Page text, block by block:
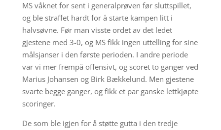
MS våknet for sent i generalprøven før sluttspillet,
og ble straffet hardt for å starte kampen litt i
halvsøvne. Før man visste ordet av det ledet
gjestene med 3-0, og MS fikk ingen uttelling for sine
målsjanser i den første perioden. I andre periode
var vi mer frempå offensivt, og scoret to ganger ved
Marius Johansen og Birk Bækkelund. Men gjestene
svarte begge ganger, og fikk et par ganske lettkjøpte
scoringer.
De som ble igjen for å støtte gutta i den tredje